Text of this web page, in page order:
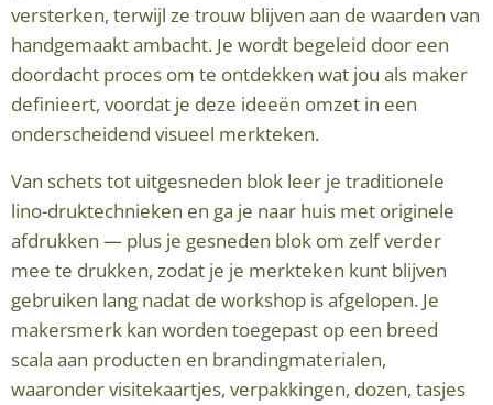
versterken, terwijl ze trouw blijven aan de waarden van
handgemaakt ambacht. Je wordt begeleid door een
doordacht proces om te ontdekken wat jou als maker
definieert, voordat je deze ideeën omzet in een
onderscheidend visueel merkteken.
Van schets tot uitgesneden blok leer je traditionele
lino-druktechnieken en ga je naar huis met originele
afdrukken — plus je gesneden blok om zelf verder
mee te drukken, zodat je je merkteken kunt blijven
gebruiken lang nadat de workshop is afgelopen. Je
makersmerk kan worden toegepast op een breed
scala aan producten en brandingmaterialen,
waaronder visitekaartjes, verpakkingen, dozen, tasjes